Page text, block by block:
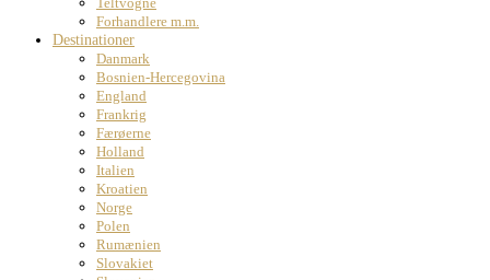
Forhandlere m.m.
Destinationer
Danmark
Bosnien-Hercegovina
England
Frankrig
Færøerne
Holland
Italien
Kroatien
Norge
Polen
Rumænien
Slovakiet